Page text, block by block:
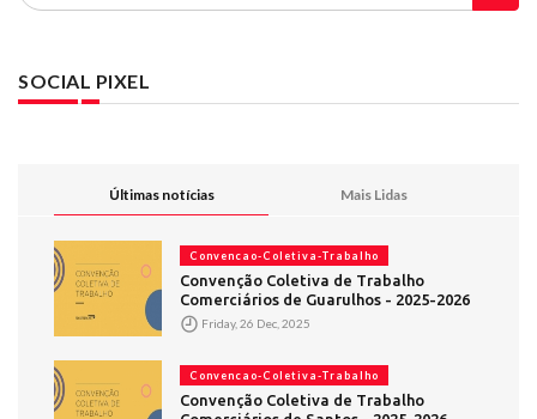
SOCIAL PIXEL
Últimas notícias Mais Lidas
Convencao-Coletiva-Trabalho
Convenção Coletiva de Trabalho
Comerciários de Guarulhos - 2025-2026
Friday, 26 Dec, 2025
Convencao-Coletiva-Trabalho
Convenção Coletiva de Trabalho